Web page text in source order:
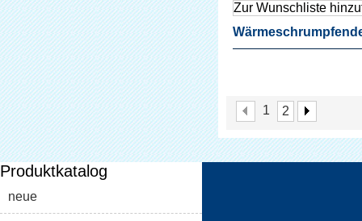
Zur Wunschliste
Medizinische
1 2
Produktkatalog
neue